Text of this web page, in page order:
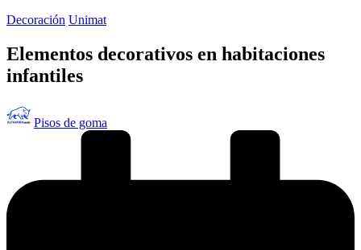
Publicado
Decoración Unimat
Elementos decorativos en habitaciones
infantiles
Publicado
por
Pisos de goma